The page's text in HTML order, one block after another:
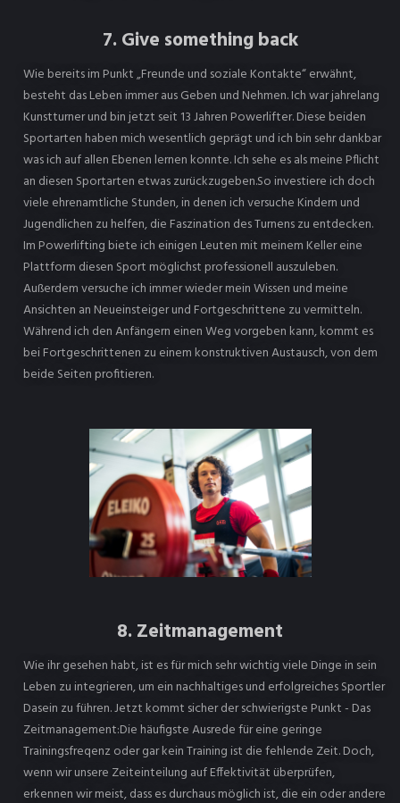
7. Give something back
Wie bereits im Punkt „Freunde und soziale Kontakte“ erwähnt,
besteht das Leben immer aus Geben und Nehmen. Ich war jahrelang
Kunstturner und bin jetzt seit 13 Jahren Powerlifter. Diese beiden
Sportarten haben mich wesentlich geprägt und ich bin sehr dankbar
was ich auf allen Ebenen lernen konnte. Ich sehe es als meine Pflicht
an diesen Sportarten etwas zurückzugeben.So investiere ich doch
viele ehrenamtliche Stunden, in denen ich versuche Kindern und
Jugendlichen zu helfen, die Faszination des Turnens zu entdecken.
Im Powerlifting biete ich einigen Leuten mit meinem Keller eine
Plattform diesen Sport möglichst professionell auszuleben.
Außerdem versuche ich immer wieder mein Wissen und meine
Ansichten an Neueinsteiger und Fortgeschrittene zu vermitteln.
Während ich den Anfängern einen Weg vorgeben kann, kommt es
bei Fortgeschrittenen zu einem konstruktiven Austausch, von dem
beide Seiten profitieren.
8. Zeitmanagement
Wie ihr gesehen habt, ist es für mich sehr wichtig viele Dinge in sein
Leben zu integrieren, um ein nachhaltiges und erfolgreiches Sportler
Dasein zu führen. Jetzt kommt sicher der schwierigste Punkt - Das
Zeitmanagement:Die häufigste Ausrede für eine geringe
Trainingsfreqenz oder gar kein Training ist die fehlende Zeit. Doch,
wenn wir unsere Zeiteinteilung auf Effektivität überprüfen,
erkennen wir meist, dass es durchaus möglich ist, die ein oder andere